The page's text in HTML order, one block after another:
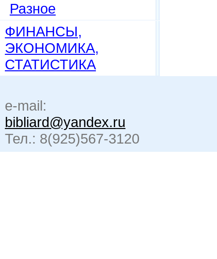
Разное
ФИНАНСЫ,
ЭКОНОМИКА,
СТАТИСТИКА
e-mail:
bibliard@yandex.ru
Тел.: 8(925)567-3120